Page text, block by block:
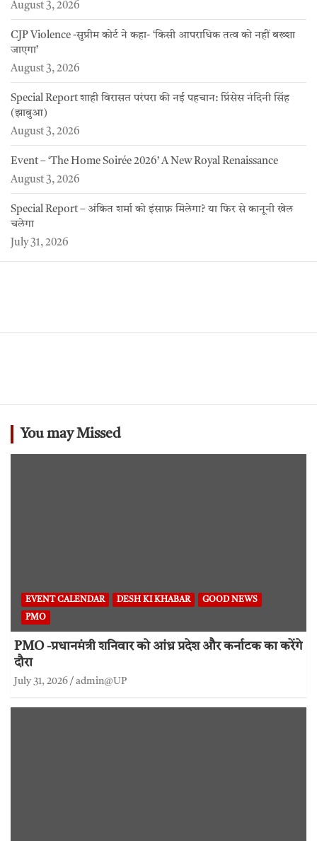
August 3, 2026
CJP Violence -सुप्रीम कोर्ट ने कहा- ‘किसी आपराधिक तत्व को नहीं बख्शा
जाएगा’
August 3, 2026
Special Report शाही विरासत परंपरा की नई पहचान: प्रिंसेस नंदिनी सिंह
(झाबुआ)
August 3, 2026
Event – ‘The Home Soirée 2026’ A New Royal Renaissance
August 3, 2026
Special Report – अंकित शर्मा को इंसाफ़ मिलेगा? या फिर से कानूनी खेल
चलेगा
July 31, 2026
You may Missed
EVENT CALENDAR DESH KI KHABAR GOOD NEWS
PMO
PMO -प्रधानमंत्री शनिवार को आंध्र प्रदेश और कर्नाटक का करेंगे
दौरा
July 31, 2026 admin@UP